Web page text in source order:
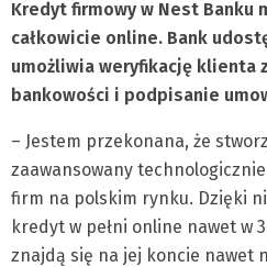
Kredyt firmowy w Nest Banku
całkowicie online. Bank
umożliwia weryfikację klienta
bankowości i podpisanie
– Jestem przekonana, że
zaawansowany
firm na polskim rynku. Dzięki
kredyt w pełni online nawet w
znajdą się na jej koncie nawet